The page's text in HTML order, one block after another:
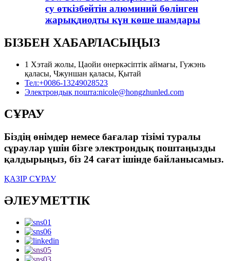
су өткізбейтін алюминий бөлінген
жарықдиодты күн көше шамдары
БІЗБЕН ХАБАРЛАСЫҢЫЗ
1 Хэтай жолы, Цаойи өнеркәсіптік аймағы, Гужэнь
қаласы, Чжуншан қаласы, Қытай
Тел:+0086-13249028523
Электрондық пошта:nicole@hongzhunled.com
СҰРАУ
Біздің өнімдер немесе бағалар тізімі туралы
сұраулар үшін бізге электрондық поштаңызды
қалдырыңыз, біз 24 сағат ішінде байланысамыз.
ҚАЗІР СҰРАУ
ӘЛЕУМЕТТІК